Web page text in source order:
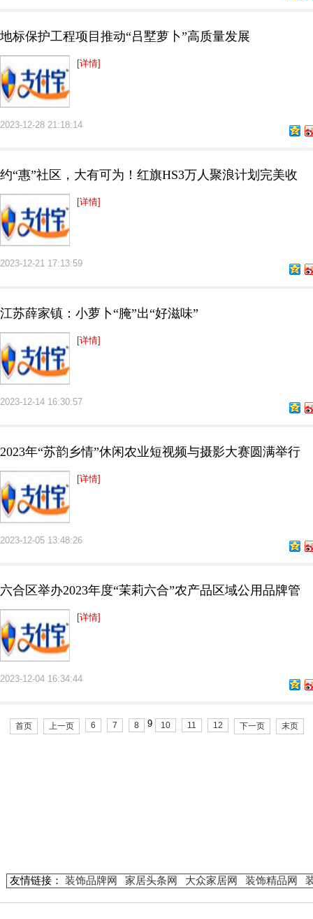
地标保护工程项目推动“吕墅萝卜”高质量发展
[详情]
2023-12-28 21:18:14
约“惠”社区，大有可为！红旗HS3万人聚浪计划完美收
[详情]
2023-12-21 17:13:59
江苏薛家镇：小萝卜“腌”出“好滋味”
[详情]
2023-12-14 16:30:57
2023年“苏韵乡情”休闲农业短视频与摄影大赛圆满举行
[详情]
2023-12-05 13:48:26
六合区举办2023年度“茉莉六合”农产品区域公用品牌管
[详情]
2023-12-04 16:34:44
首页 上一页 6 7 8 9 10 11 12 下一页 末页
友情链接： 装饰品牌网 家居头条网 大众家居网 装饰精品网